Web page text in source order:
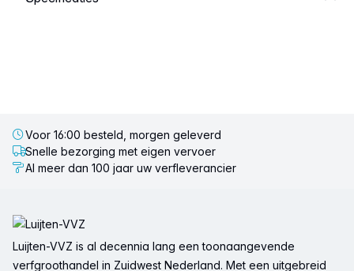
Voor 16:00 besteld, morgen geleverd
Snelle bezorging met eigen vervoer
Al meer dan 100 jaar uw verfleverancier
Luijten-VVZ is al decennia lang een toonaangevende
verfgroothandel in Zuidwest Nederland. Met een uitgebreid